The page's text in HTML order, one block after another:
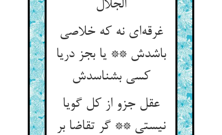
غرقه‌‌ای نه که خلاصی
باشدش ** یا بجز دریا
عقل جزو از کل گویا
نیستی ** گر تقاضا بر